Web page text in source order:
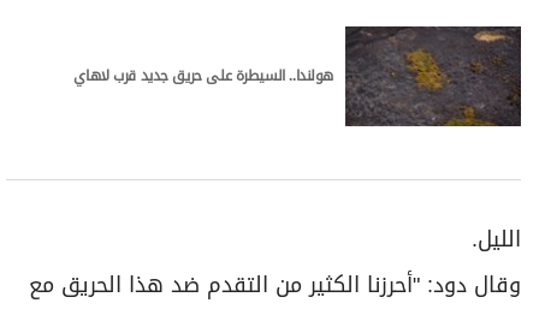
هولندا.. السيطرة على حريق جديد قرب لاهاي
الليل.
وقال دود: "أحرزنا الكثير من التقدم ضد هذا الحريق مع